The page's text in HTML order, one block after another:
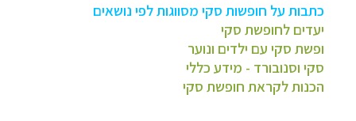
כתבות על חופשות סקי מסווגות לפי נושאים
יעדים לחופשת סקי
ופשת סקי עם ילדים ונוער
סקי וסנובורד - מידע כללי
הכנות לקראת חופשת סקי